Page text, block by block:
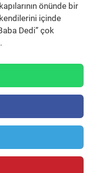
önünde bir
içinde
Dedi” çok